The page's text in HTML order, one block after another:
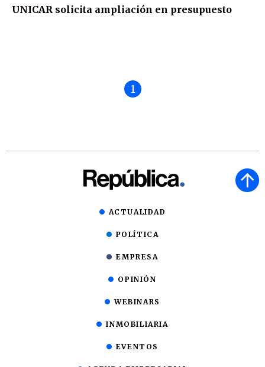
UNICAR solicita ampliación en presupuesto
1
ACTUALIDAD
POLÍTICA
EMPRESA
OPINIÓN
WEBINARS
INMOBILIARIA
EVENTOS